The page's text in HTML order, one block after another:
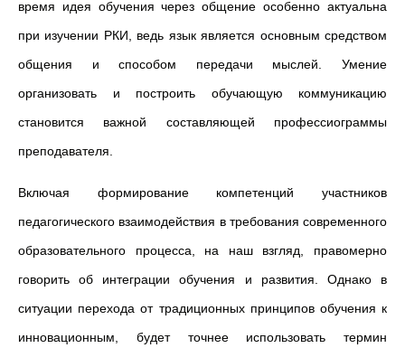
время идея обучения через общение особенно актуальна
при изучении РКИ, ведь язык является основным средством
общения и способом передачи мыслей. Умение
организовать и построить обучающую коммуникацию
становится важной составляющей профессиограммы
преподавателя.
Включая формирование компетенций участников
педагогического взаимодействия в требования современного
образовательного процесса, на наш взгляд, правомерно
говорить об интеграции обучения и развития. Однако в
ситуации перехода от традиционных принципов обучения к
инновационным, будет точнее использовать термин